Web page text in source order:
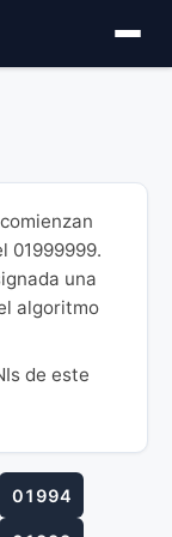
01999999.
una
algoritmo
de este
01994